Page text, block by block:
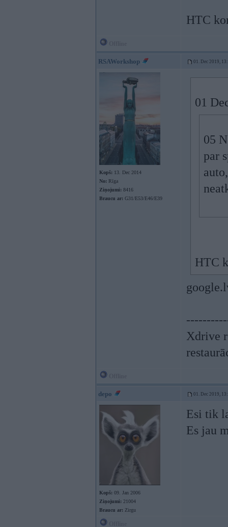
HTC
RSAWorkshop 01. Dec 2019,
Kopš: 13. Dec 2014
No: Rīga
Ziņojumi: 8416
Braucu ar: G31/E53/E46/E39
01
05
par
HTC
Xdrive
depo 01. Dec 2019,
Kopš: 09. Jan 2006
Ziņojumi: 21004
Braucu ar: Zirgu
Esi tik
Es jau